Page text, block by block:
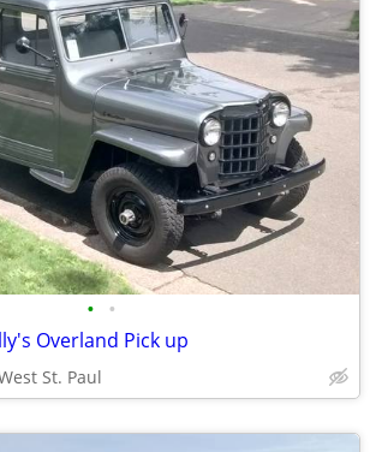
• •
Overland Pick up
St. Paul